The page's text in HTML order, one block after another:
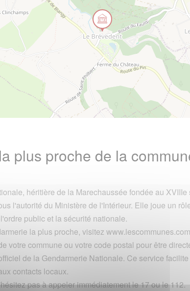
plus proche de la
héritière de la Marechaussée fondée au XVIIIe
l'autorité du Ministère de l'Intérieur. Elle joue un
public et la sécurité nationale.
la plus proche, visitez
votre commune ou votre code postal pour être
de la Gendarmerie Nationale. Ce service
contacts locaux.
pas à appeler immédiatement le 17 ou le 112.